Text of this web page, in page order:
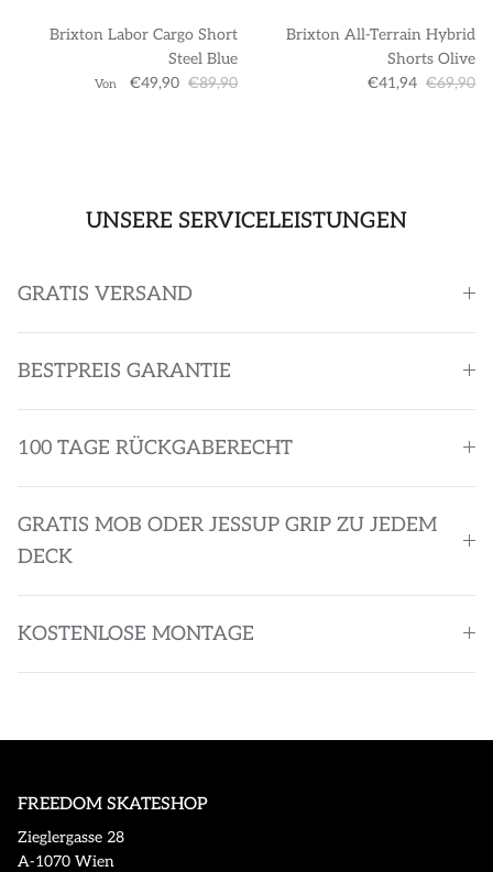
Brixton Labor Cargo Short
Steel Blue
Von €49,90 €89,90
Brixton All-Terrain Hybrid
Shorts Olive
€41,94 €69,90
UNSERE SERVICELEISTUNGEN
GRATIS VERSAND
BESTPREIS GARANTIE
100 TAGE RÜCKGABERECHT
GRATIS MOB ODER JESSUP GRIP ZU JEDEM
DECK
KOSTENLOSE MONTAGE
FREEDOM SKATESHOP
Zieglergasse 28
A-1070 Wien